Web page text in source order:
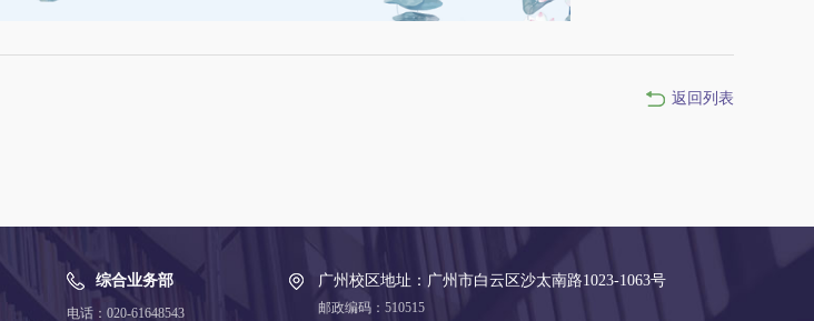
返回列表
综合业务部
电话：020-61648543
广州校区地址：广州市白云区沙太南路1023-1063号
邮政编码：510515